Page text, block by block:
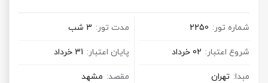
شماره تور: 2250 مدت تور: 3 شب
شروع اعتبار: 02 خرداد پایان اعتبار: 31 خرداد
مبدا: تهران مقصد: مشهد